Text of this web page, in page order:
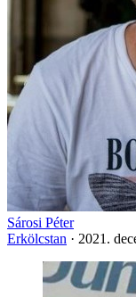
Sárosi Péter
Erkölcstan · 2021.